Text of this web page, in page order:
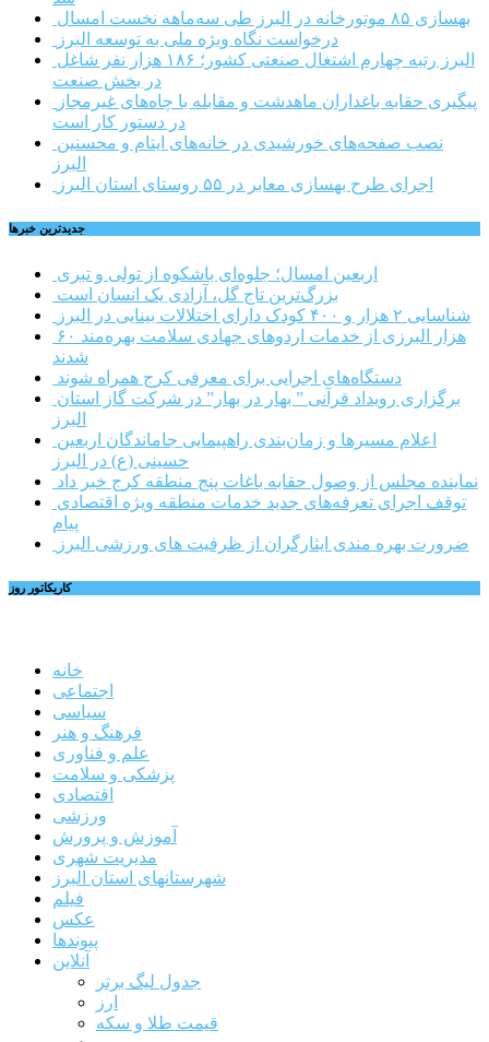
بهسازی ۸۵ موتورخانه در البرز طی سه‌ماهه نخست امسال
درخواست نگاه ویژه ملی به توسعه البرز
در بخش صنعت
در دستور کار است
البرز
اجرای طرح بهسازی معابر در ۵۵ روستای استان البرز
جديدترين خبرها
اربعین امسال؛ جلوه‌ای باشکوه از تولی و تبری
بزرگ‌ترین تاج گل، آزادی یک انسان است
شناسایی ۲ هزار و ۴۰۰ کودک دارای اختلالات بینایی در البرز
۶۰ هزار البرزی از خدمات اردوهای جهادی سلامت بهره‌مند
شدند
دستگاه‌های اجرایی برای معرفی کرج همراه شوند
البرز
حسینی (ع) در البرز
نماینده مجلس از وصول حقابه باغات پنج منطقه کرج خبر داد
پیام
ضرورت بهره مندی ایثارگران از ظرفیت های ورزشی البرز
کاریکاتور روز
خانه
اجتماعی
سیاسی
فرهنگ و هنر
علم و فناوری
پزشکی و سلامت
اقتصادی
ورزشی
آموزش و پرورش
مدیریت شهری
شهرستانهای استان البرز
فیلم
عکس
پیوندها
آنلاین
جدول لیگ برتر
ارز
قیمت طلا و سکه